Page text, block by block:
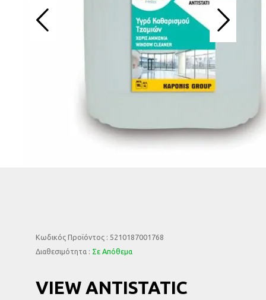
Κωδικός Προϊόντος : 5210187001768
Διαθεσιμότητα : Σε Απόθεμα
VIEW ANTISTATIC